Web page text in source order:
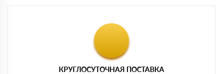
КРУГЛОСУТОЧНАЯ ПОСТАВКА